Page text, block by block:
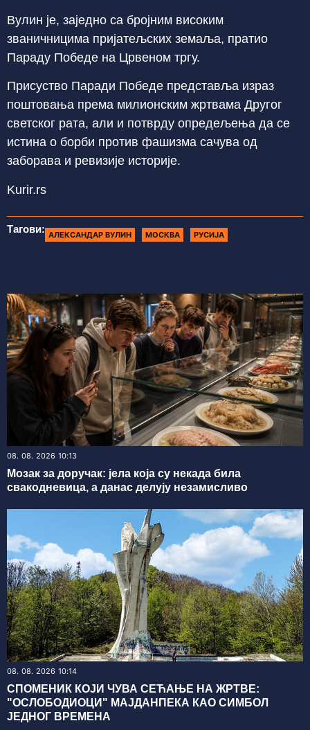
Вулин је, заједно са бројним високим
званичницима пријатељских земаља, пратио
Параду Победе на Црвеном тргу.
Присуство Паради Победе представља израз
поштовања према милионским жртвама Другог
светског рата, али и потврду опредељења да се
истина о борби против фашизма сачува од
заборава и ревизије историје.
Kurir.rs
Тагови: АЛЕКСАНДАР ВУЛИН МОСКВА РУСИЈА
08. 08. 2026 10:13
Мозак за доручак: јела која су некада била
свакодневица, а данас делују незамисливо
08. 08. 2026 10:14
СПОМЕНИК КОЈИ ЧУВА СЕЋАЊЕ НА ЖРТВЕ:
"ОСЛОБОДИОЦИ" МАЈДАНПЕКА КАО СИМБОЛ
ЈЕДНОГ ВРЕМЕНА